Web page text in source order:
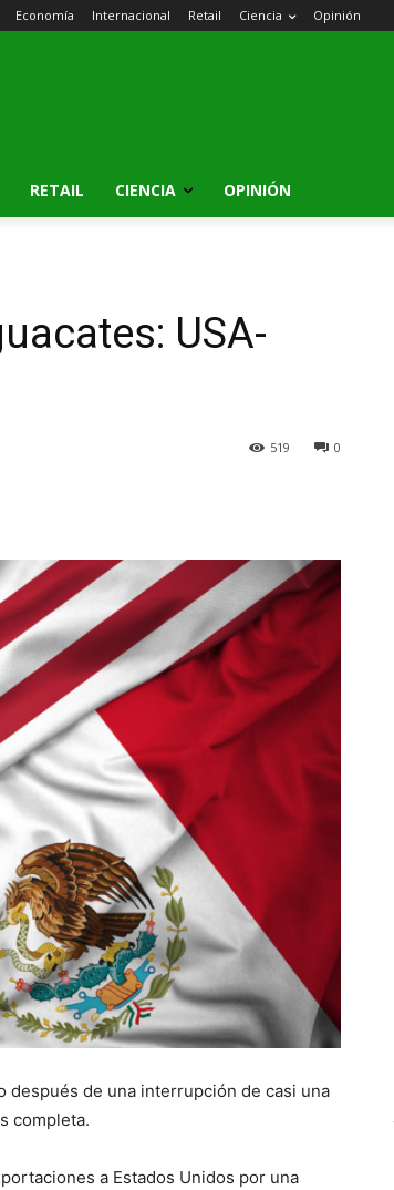
Economía Internacional Retail Ciencia Opinión
RETAIL CIENCIA OPINIÓN
USA-
0
519
después de una interrupción de casi una
completa.
a Estados Unidos por una